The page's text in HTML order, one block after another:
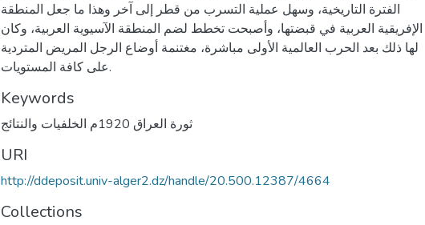
الفترة التاريخية، وسهل عملية التسرب من قطر إلى آخر وهذا ما جعل المنطقة
الإفريقية العربية في قبضتها، وأصبحت تخطط لضم المنطقة الآسيوية العربية، وكان
لها ذلك بعد الحرب العالمية الأولى مباشرة، مغتنمة أوضاع الرجل المريض المتردية
على كافة المستويات.
Keywords
ثورة العراق 1920م الخلفيات والنتائج
URI
http://ddeposit.univ-alger2.dz/handle/20.500.12387/4664
Collections